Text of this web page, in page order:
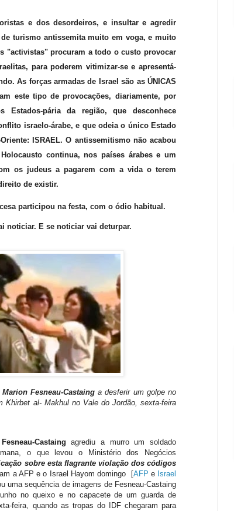
e dos desordeiros, e insultar e agredir
turismo antissemita muito em voga, e muito
"activistas" procuram a todo o custo provocar
para poderem vitimizar-se e apresentá-
As forças armadas de Israel são as ÚNICAS
este tipo de provocações, diariamente, por
pária da região, que desconhece
israelo-árabe, e que odeia o único Estado
ISRAEL. O antissemitismo não acabou
continua, nos países árabes e um
os judeus a pagarem com a vida o terem
de existir.
participou na festa, com o ódio habitual.
noticiar. E se noticiar vai deturpar.
Marion Fesneau-Castaing a desferir um golpe no
Khirbet al- Makhul no Vale do Jordão, sexta-feira
Castaing agrediu a murro um soldado
o que levou o Ministério dos Negócios
sobre esta flagrante violação dos códigos
a AFP e o Israel Hayom domingo [AFP e Israel
uma sequência de imagens de Fesneau-Castaing
no queixo e no capacete de um guarda de
feira, quando as tropas do IDF chegaram para